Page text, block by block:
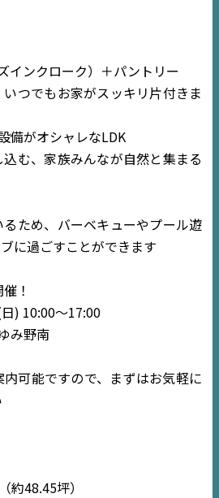
インクローク）＋パントリー
つでもお家がスッキリ片付きま
備がオシャレなLDK
む、家族みんなが自然と集まる
ため、バーベキューやプール遊
に過ごすことができます
！
) 10:00〜17:00
み野南
内可能ですので、まずはお気軽に
約48.45坪）